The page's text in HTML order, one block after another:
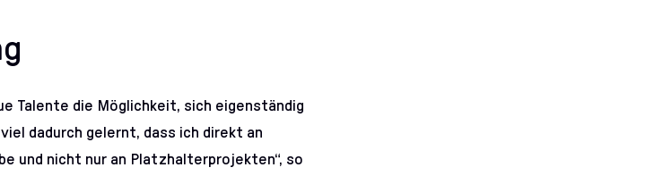
Talente die Möglichkeit, sich eigenständig
dadurch gelernt, dass ich direkt an
und nicht nur an Platzhalterprojekten“, so